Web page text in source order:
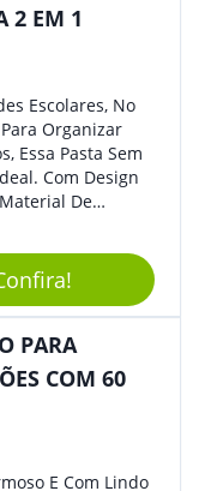
2 EM 1
Escolares, No
Organizar
Essa Pasta Sem
Com Design
De
Todos Os
Leve Sua Marca
Em Um Item
PARA
COM 60
E Com Lindo